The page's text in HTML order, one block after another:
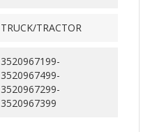
TRUCK/TRACTOR
3520967199-
3520967499-
3520967299-
3520967399